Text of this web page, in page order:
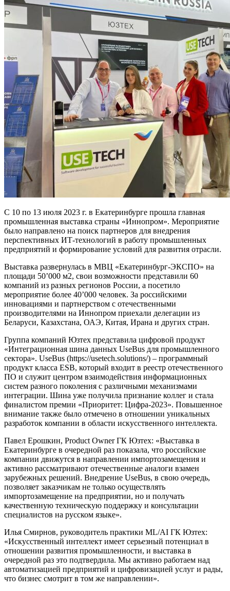
С 10 по 13 июля 2023 г. в Екатеринбурге прошла главная
промышленная выставка страны «Иннопром». Мероприятие
было направлено на поиск партнеров для внедрения
перспективных ИТ-технологий в работу промышленных
предприятий и формирование условий для развития отрасли.
Выставка развернулась в МВЦ «Екатеринбург-ЭКСПО» на
площади 50’000 м2, свои возможности представили 60
компаний из разных регионов России, а посетило
мероприятие более 40’000 человек. За российскими
инновациями и партнерством с отечественными
производителями на Иннопром приехали делегации из
Беларуси, Казахстана, ОАЭ, Китая, Ирана и других стран.
Группа компаний Юзтех представила цифровой продукт
«Интеграционная шина данных UseBus для промышленного
сектора». UseBus (https://usetech.solutions/) – программный
продукт класса ESB, который входит в реестр отечественного
ПО и служит центром взаимодействия информационных
систем разного поколения с различными механизмами
интеграции. Шина уже получила признание коллег и стала
финалистом премии «Приоритет: Цифра-2023». Повышенное
внимание также было отмечено в отношении уникальных
разработок компании в области искусственного интеллекта.
Павел Ерошкин, Product Owner ГК Юзтех: «Выставка в
Екатеринбурге в очередной раз показала, что российские
компании движутся в направлении импортозамещения и
активно рассматривают отечественные аналоги взамен
зарубежных решений. Внедрение UseBus, в свою очередь,
позволяет заказчикам не только осуществлять
импортозамещение на предприятии, но и получать
качественную техническую поддержку и консультации
специалистов на русском языке».
Илья Смирнов, руководитель практики ML/AI ГК Юзтех:
«Искусственный интеллект имеет серьезный потенциал в
отношении развития промышленности, и выставка в
очередной раз это подтвердила. Мы активно работаем над
автоматизацией предприятий и цифровизацией услуг и рады,
что бизнес смотрит в том же направлении».